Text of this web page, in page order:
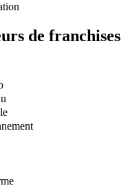
de franchises